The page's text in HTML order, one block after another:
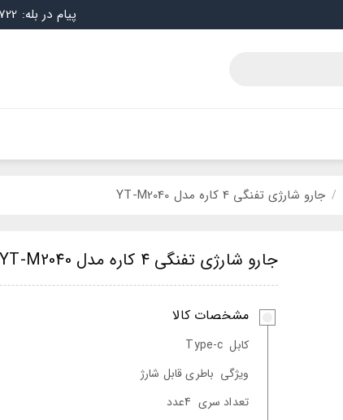
پیام در بله: 09052266722
/ جارو شارژی تفنگی 4 کاره مدل YT-M2040
جارو شارژی تفنگی 4 کاره مدل YT-M2040
مشخصات کالا
کابل Type-c
ویژگی باطری قابل شارژ
تعداد سری 4عدد